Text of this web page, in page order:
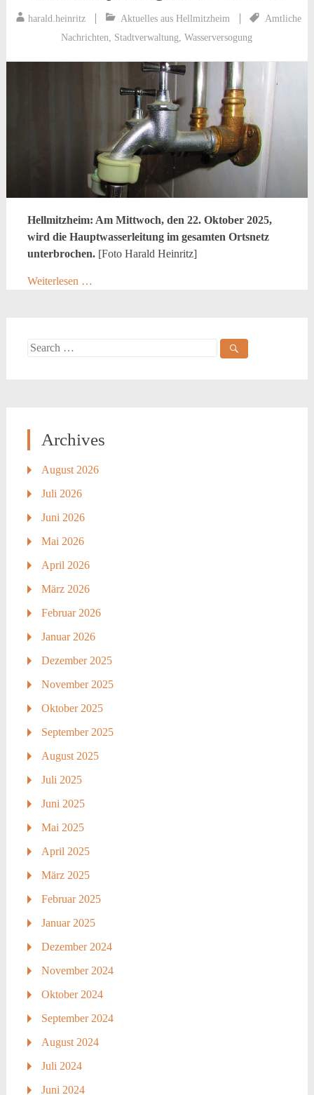
harald.heinritz Aktuelles aus Hellmitzheim
Amtliche
Nachrichten
Stadtverwaltung ,Wasserversogung
Hellmitzheim: Am Mittwoch, den 22. Oktober 2025,
wird die Hauptwasserleitung im gesamten Ortsnetz
unterbrochen.[Foto Harald Heinritz]
Weiterlesen …
Search
Archives
August 2026
Juli 2026
Juni 2026
Mai 2026
April 2026
März 2026
Februar 2026
Januar 2026
Dezember 2025
November 2025
Oktober 2025
September 2025
August 2025
Juli 2025
Juni 2025
Mai 2025
April 2025
März 2025
Februar 2025
Januar 2025
Dezember 2024
November 2024
Oktober 2024
September 2024
August 2024
Juli 2024
Juni 2024